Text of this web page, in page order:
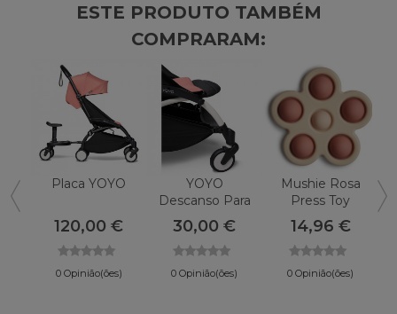
ESTE PRODUTO TAMBÉM
COMPRARAM:
Placa YOYO
120,00 €
0 Opinião(ões)
YOYO
Descanso Para
As Pernas
30,00 €
0 Opinião(ões)
Mushie Rosa
Press Toy
11.5X11.5 Cm
14,96 €
0 Opinião(ões)